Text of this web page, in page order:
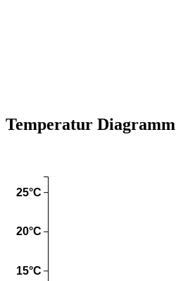
Temperatur Diagramm